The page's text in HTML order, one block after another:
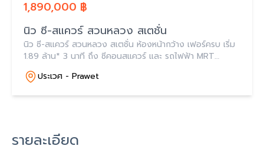
1,890,000 ฿
นิว ซี-สแควร์ สวนหลวง สเตชั่น
นิว ซี-สแควร์ สวนหลวง สเตชั่น ห้องหน้ากว้าง เฟอร์ครบ เริ่ม
1.89 ล้าน* 3 นาที ถึง ซีคอนสแควร์ และ รถไฟฟ้า MRT
สวนหลวง ร.9
ประเวศ - Prawet
รายละเอียด